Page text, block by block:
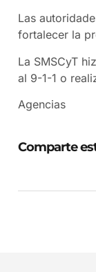
Las
fortalecer la
La SMSCyT
al 9-1-1 o
Agencias
Comparte